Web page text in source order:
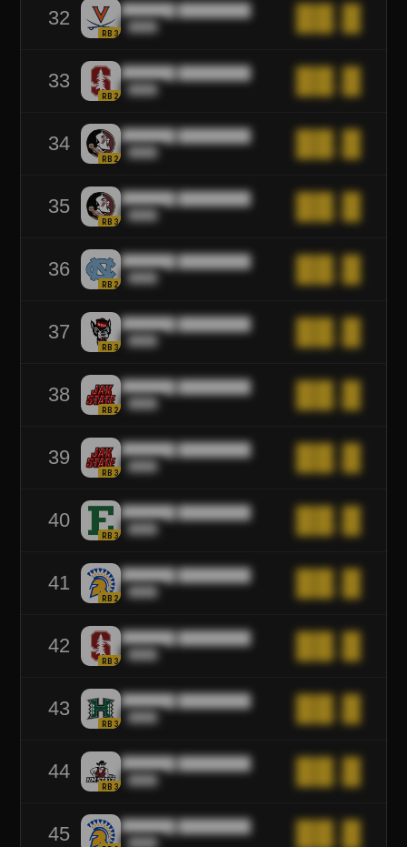
32
RB3
██████ ████████
████
33
RB2
██████ ████████
████
34
RB2
██████ ████████
████
35
RB3
██████ ████████
████
36
RB2
██████ ████████
████
37
RB3
██████ ████████
████
38
RB2
██████ ████████
████
39
RB3
██████ ████████
████
40
RB3
██████ ████████
████
41
RB2
██████ ████████
████
42
RB3
██████ ████████
████
43
RB3
██████ ████████
████
44
RB3
██████ ████████
████
45 ██████ ████████
████